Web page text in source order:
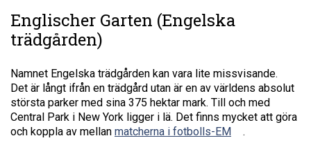
Englischer Garten (Engelska
trädgården)
Namnet Engelska trädgården kan vara lite missvisande.
Det är långt ifrån en trädgård utan är en av världens absolut
största parker med sina 375 hektar mark. Till och med
Central Park i New York ligger i lä. Det finns mycket att göra
och koppla av mellan matcherna i fotbolls-EM
.